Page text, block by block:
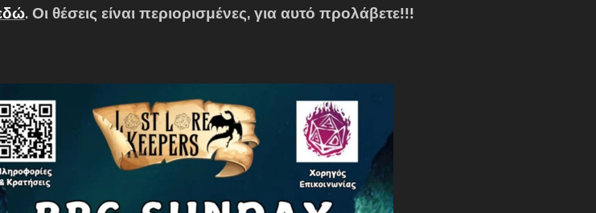
. Οι θέσεις είναι περιορισμένες, για αυτό προλάβετε!!!